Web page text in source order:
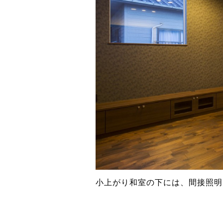
小上がり和室の下には、間接照